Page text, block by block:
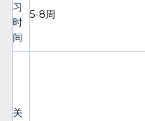
习
时
间
5-8周
关